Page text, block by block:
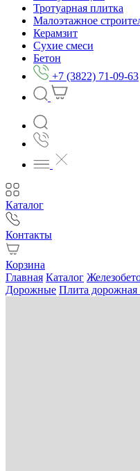
Тротуарная плитка
Малоэтажное
Керамзит
Сухие смеси
Бетон
+7 (3822) 71-09-63
Каталог
Контакты
Корзина
Главная Каталог
Дорожные Плита